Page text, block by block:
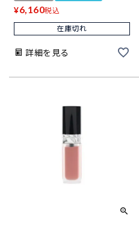
¥6,160税込
在庫切れ
詳細を見る